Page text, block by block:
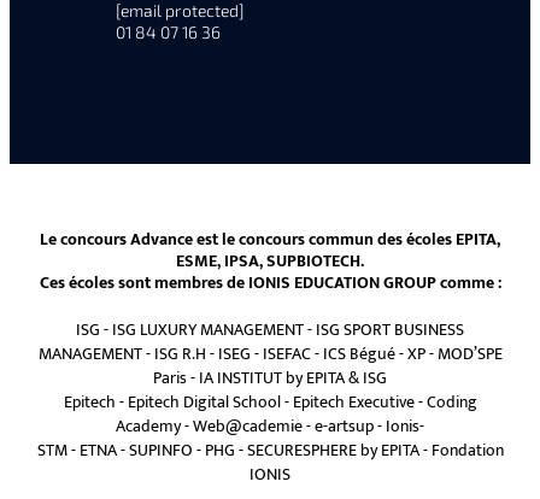
[email protected]
01 84 07 16 36
Le concours Advance est le concours commun des écoles EPITA,
ESME, IPSA, SUPBIOTECH.
Ces écoles sont membres de IONIS EDUCATION GROUP comme :
ISG-ISG LUXURY MANAGEMENT-ISG SPORT BUSINESS
MANAGEMENT-ISG R.H-ISEG-ISEFAC-ICS Bégué-XP-MOD’SPE
Paris-IA INSTITUT by EPITA & ISG
Epitech-Epitech Digital School-Epitech Executive-Coding
Academy-Web@cademie-e-artsup-Ionis-
STM-ETNA-SUPINFO-PHG-SECURESPHERE by EPITA-Fondation
IONIS